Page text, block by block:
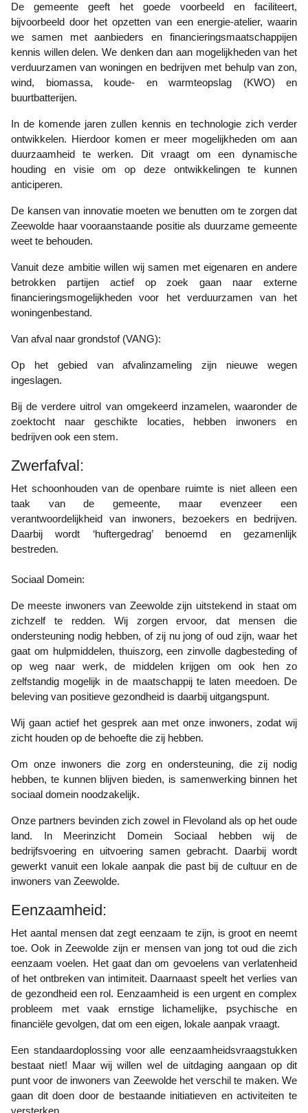
De gemeente geeft het goede voorbeeld en faciliteert,
bijvoorbeeld door het opzetten van een energie-atelier, waarin
we samen met aanbieders en financieringsmaatschappijen
kennis willen delen. We denken dan aan mogelijkheden van het
verduurzamen van woningen en bedrijven met behulp van zon,
wind, biomassa, koude- en warmteopslag (KWO) en
buurtbatterijen.
In de komende jaren zullen kennis en technologie zich verder
ontwikkelen. Hierdoor komen er meer mogelijkheden om aan
duurzaamheid te werken. Dit vraagt om een dynamische
houding en visie om op deze ontwikkelingen te kunnen
anticiperen.
De kansen van innovatie moeten we benutten om te zorgen dat
Zeewolde haar vooraanstaande positie als duurzame gemeente
weet te behouden.
Vanuit deze ambitie willen wij samen met eigenaren en andere
betrokken partijen actief op zoek gaan naar externe
financieringsmogelijkheden voor het verduurzamen van het
woningenbestand.
Van afval naar grondstof (VANG):
Op het gebied van afvalinzameling zijn nieuwe wegen
ingeslagen.
Bij de verdere uitrol van omgekeerd inzamelen, waaronder de
zoektocht naar geschikte locaties, hebben inwoners en
bedrijven ook een stem.
Zwerfafval:
Het schoonhouden van de openbare ruimte is niet alleen een
taak van de gemeente, maar evenzeer een
verantwoordelijkheid van inwoners, bezoekers en bedrijven.
Daarbij wordt ‘huftergedrag’ benoemd en gezamenlijk
bestreden.
Sociaal Domein:
De meeste inwoners van Zeewolde zijn uitstekend in staat om
zichzelf te redden. Wij zorgen ervoor, dat mensen die
ondersteuning nodig hebben, of zij nu jong of oud zijn, waar het
gaat om hulpmiddelen, thuiszorg, een zinvolle dagbesteding of
op weg naar werk, de middelen krijgen om ook hen zo
zelfstandig mogelijk in de maatschappij te laten meedoen. De
beleving van positieve gezondheid is daarbij uitgangspunt.
Wij gaan actief het gesprek aan met onze inwoners, zodat wij
zicht houden op de behoefte die zij hebben.
Om onze inwoners die zorg en ondersteuning, die zij nodig
hebben, te kunnen blijven bieden, is samenwerking binnen het
sociaal domein noodzakelijk.
Onze partners bevinden zich zowel in Flevoland als op het oude
land. In Meerinzicht Domein Sociaal hebben wij de
bedrijfsvoering en uitvoering samen gebracht. Daarbij wordt
gewerkt vanuit een lokale aanpak die past bij de cultuur en de
inwoners van Zeewolde.
Eenzaamheid:
Het aantal mensen dat zegt eenzaam te zijn, is groot en neemt
toe. Ook in Zeewolde zijn er mensen van jong tot oud die zich
eenzaam voelen. Het gaat dan om gevoelens van verlatenheid
of het ontbreken van intimiteit. Daarnaast speelt het verlies van
de gezondheid een rol. Eenzaamheid is een urgent en complex
probleem met vaak ernstige lichamelijke, psychische en
financiële gevolgen, dat om een eigen, lokale aanpak vraagt.
Een standaardoplossing voor alle eenzaamheidsvraagstukken
bestaat niet! Maar wij willen wel de uitdaging aangaan op dit
punt voor de inwoners van Zeewolde het verschil te maken. We
gaan dit doen door de bestaande initiatieven en activiteiten te
versterken.